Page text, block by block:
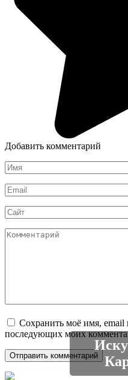
Добавить комментарий
Имя
*
Email
*
Сайт
Комментарий
Сохранить моё имя, email
последующих моих